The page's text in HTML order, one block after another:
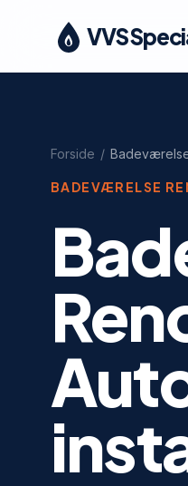
VVS
Forside /
BADEVÆRELSE